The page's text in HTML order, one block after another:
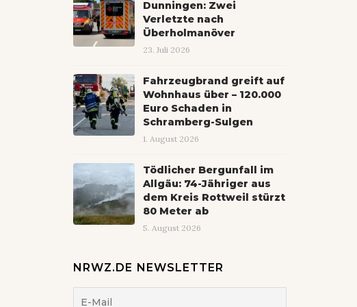
Dunningen: Zwei
Verletzte nach
Überholmanöver
23. Juli 2026
Fahrzeugbrand greift auf
Wohnhaus über – 120.000
Euro Schaden in
Schramberg-Sulgen
1. August 2026
Tödlicher Bergunfall im
Allgäu: 74-Jähriger aus
dem Kreis Rottweil stürzt
80 Meter ab
5. August 2026
NRWZ.DE NEWSLETTER